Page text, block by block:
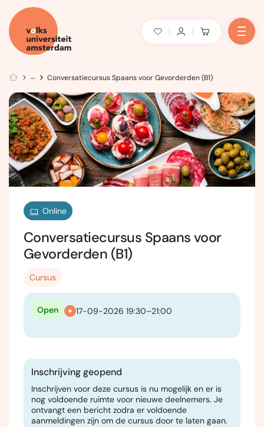
Conversatiecursus Spaans voor Gevorderden (B1)
Online
Conversatiecursus Spaans voor
Gevorderden (B1)
Cursus
17-09-2026 19:30–21:00
Open
Inschrijving geopend
Inschrijven voor deze cursus is nu mogelijk en er is
nog voldoende ruimte voor nieuwe deelnemers. Je
ontvangt een bericht zodra er voldoende
aanmeldingen zijn om de cursus door te laten gaan.